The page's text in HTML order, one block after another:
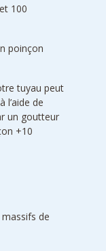
100
poinçon
tuyau peut
l’aide de
un goutteur
+10
de